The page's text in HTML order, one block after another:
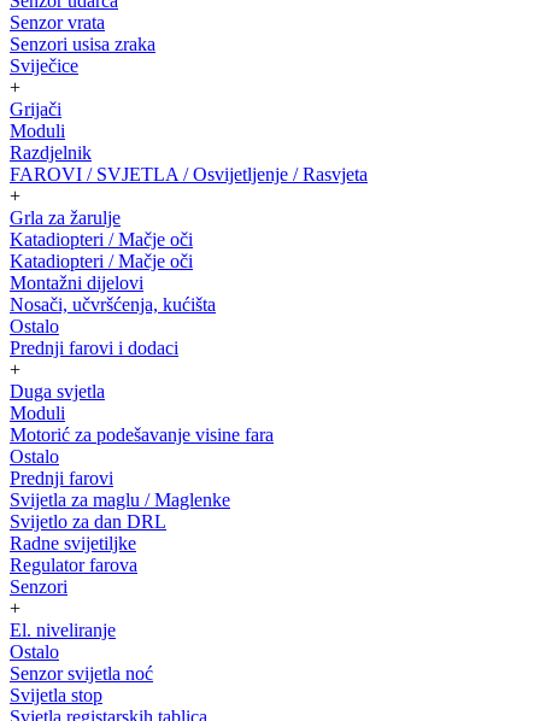
Senzor vrata
Senzori usisa zraka
Sviječice
+
Grijači
Moduli
Razdjelnik
FAROVI / SVJETLA / Osvijetljenje / Rasvjeta
+
Grla za žarulje
Katadiopteri / Mačje oči
Katadiopteri / Mačje oči
Montažni dijelovi
Nosači, učvršćenja, kućišta
Ostalo
Prednji farovi i dodaci
+
Duga svjetla
Moduli
Motorić za podešavanje visine fara
Ostalo
Prednji farovi
Svijetla za maglu / Maglenke
Svijetlo za dan DRL
Radne svijetiljke
Regulator farova
Senzori
+
El. niveliranje
Ostalo
Senzor svijetla noć
Svijetla stop
Svjetla registarskih tablica